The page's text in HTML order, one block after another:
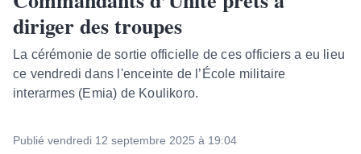
diriger des troupes
La cérémonie de sortie officielle de ces officiers a eu lieu
ce vendredi dans l'enceinte de l’École militaire
interarmes (Emia) de Koulikoro.
Publié vendredi 12 septembre 2025 à 19:04